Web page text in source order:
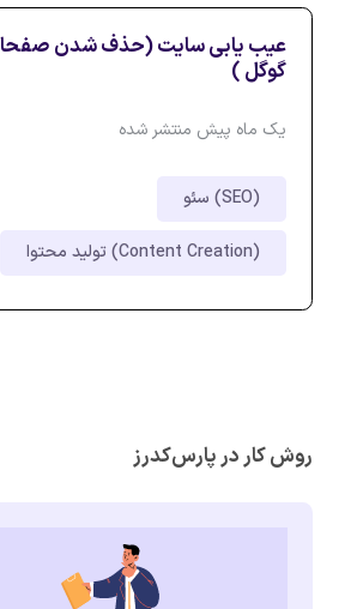
عیب یابی سایت (‌حذف شدن
گوگل )
یک ماه پیش منتشر شده
سئو (SEO)
تولید محتوا (Content Creation)
روش کار در پارس‌کدرز